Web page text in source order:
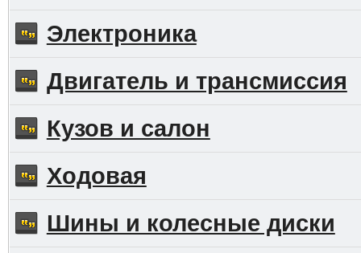
Электроника
Двигатель и трансмиссия
Кузов и салон
Ходовая
Шины и колесные диски